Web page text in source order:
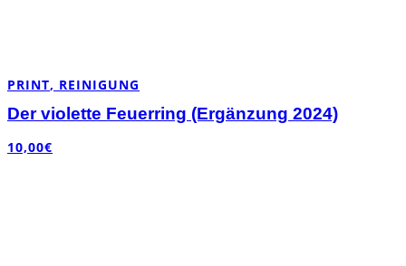
PRINT, REINIGUNG
Der violette Feuerring (Ergänzung 2024)
10,00€